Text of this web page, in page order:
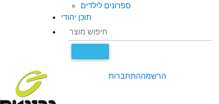
ספרונים לילדים
תוכן יהודי
התחברותהרשמה